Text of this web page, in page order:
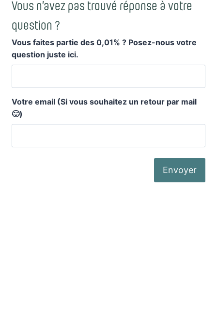
Vous n’avez pas trouvé réponse à votre
question ?
Vous faites partie des 0,01% ? Posez-nous votre
question juste ici.
Votre email (Si vous souhaitez un retour par mail
🙂)